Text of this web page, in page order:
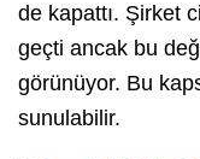
de kapattı. Şirket
geçti ancak bu
görünüyor. Bu
sunulabilir.